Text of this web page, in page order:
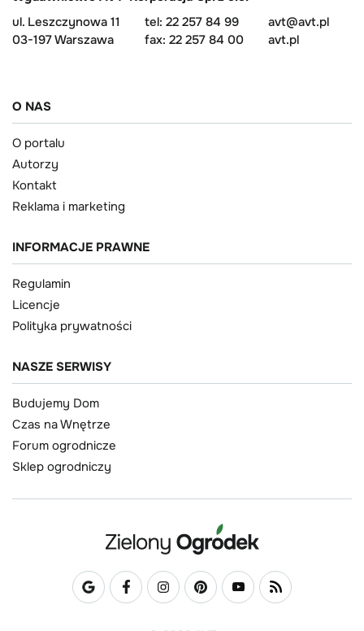
ul. Leszczynowa 11
03-197 Warszawa
tel: 22 257 84 99
fax: 22 257 84 00
avt@avt.pl
avt.pl
O NAS
O portalu
Autorzy
Kontakt
Reklama i marketing
INFORMACJE PRAWNE
Regulamin
Licencje
Polityka prywatności
NASZE SERWISY
Budujemy Dom
Czas na Wnętrze
Forum ogrodnicze
Sklep ogrodniczy